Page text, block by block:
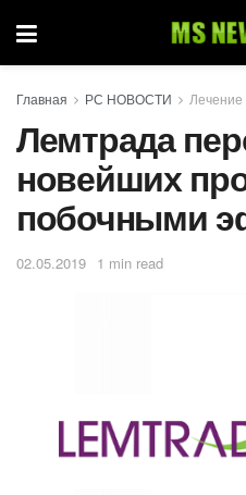
Главная РС НОВОСТИ
Лемтрада
новейших
побочными
02.05.2019 1 min read